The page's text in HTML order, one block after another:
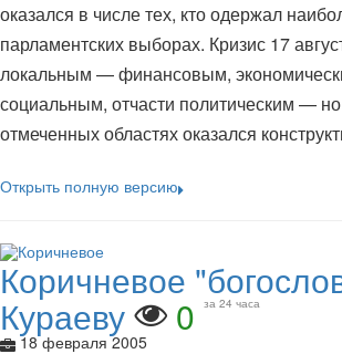
оказался в числе тех, кто одержал
парламентских выборах. Кризис 17
локальным — финансовым,
социальным, отчасти политическим —
отмеченных областях оказался
Открыть полную версию
Коричневое
Кураеву 0 за 24 часа
18 февраля 2005